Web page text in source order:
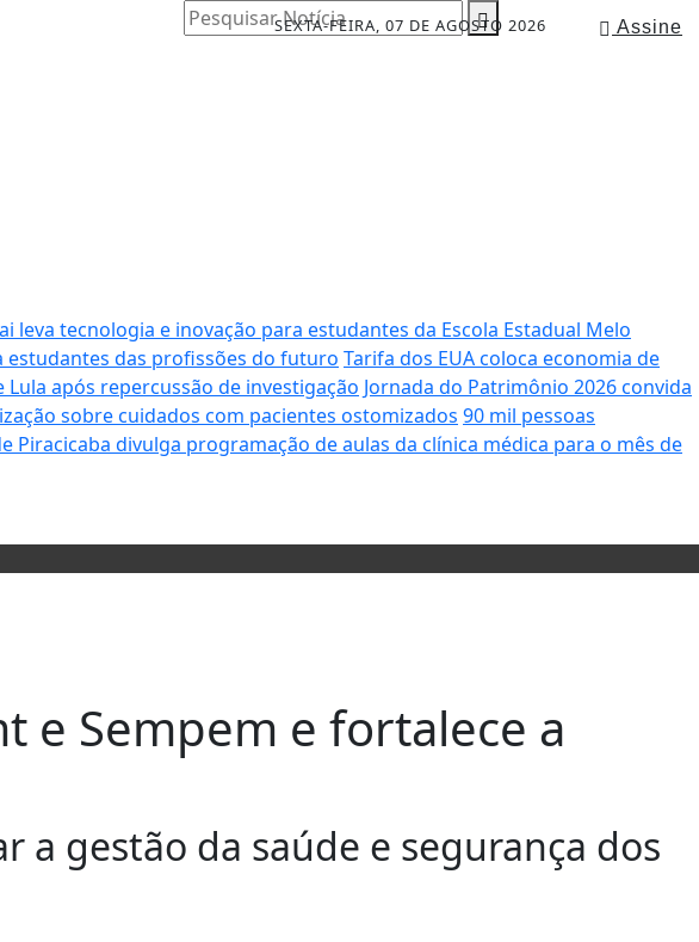
Assine
SEXTA-FEIRA, 07 DE AGOSTO 2026
Pesquisar Notícia
leva tecnologia e inovação para estudantes da Escola Estadual Melo
estudantes das profissões do futuro Tarifa dos EUA coloca economia de
após repercussão de investigação Jornada do Patrimônio 2026 convida
sobre cuidados com pacientes ostomizados 90 mil pessoas
Piracicaba divulga programação de aulas da clínica médica para o mês de
e Sempem e fortalece a
gestão da saúde e segurança dos